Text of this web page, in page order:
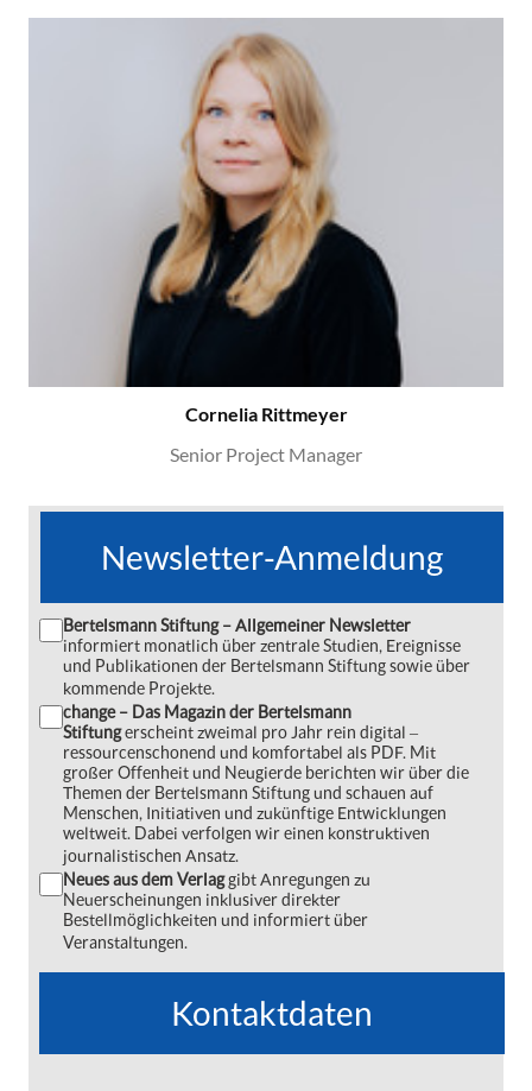
Cornelia Rittmeyer
Senior Project Manager
Newsletter-Anmeldung
Bertelsmann Stiftung – Allgemeiner Newsletter
informiert monatlich über zentrale Studien, Ereignisse
und Publikationen der Bertelsmann Stiftung sowie über
kommende Projekte.
change – Das Magazin der Bertelsmann
Stiftungerscheint zweimal pro Jahr rein digital ‒
ressourcenschonend und komfortabel als PDF. Mit
großer Offenheit und Neugierde berichten wir über die
Themen der Bertelsmann Stiftung und schauen auf
Menschen, Initiativen und zukünftige Entwicklungen
weltweit. Dabei verfolgen wir einen konstruktiven
journalistischen Ansatz.
Neues aus dem Verlaggibt Anregungen zu
Neuerscheinungen inklusiver direkter
Bestellmöglichkeiten und informiert über
Veranstaltungen.
Kontaktdaten